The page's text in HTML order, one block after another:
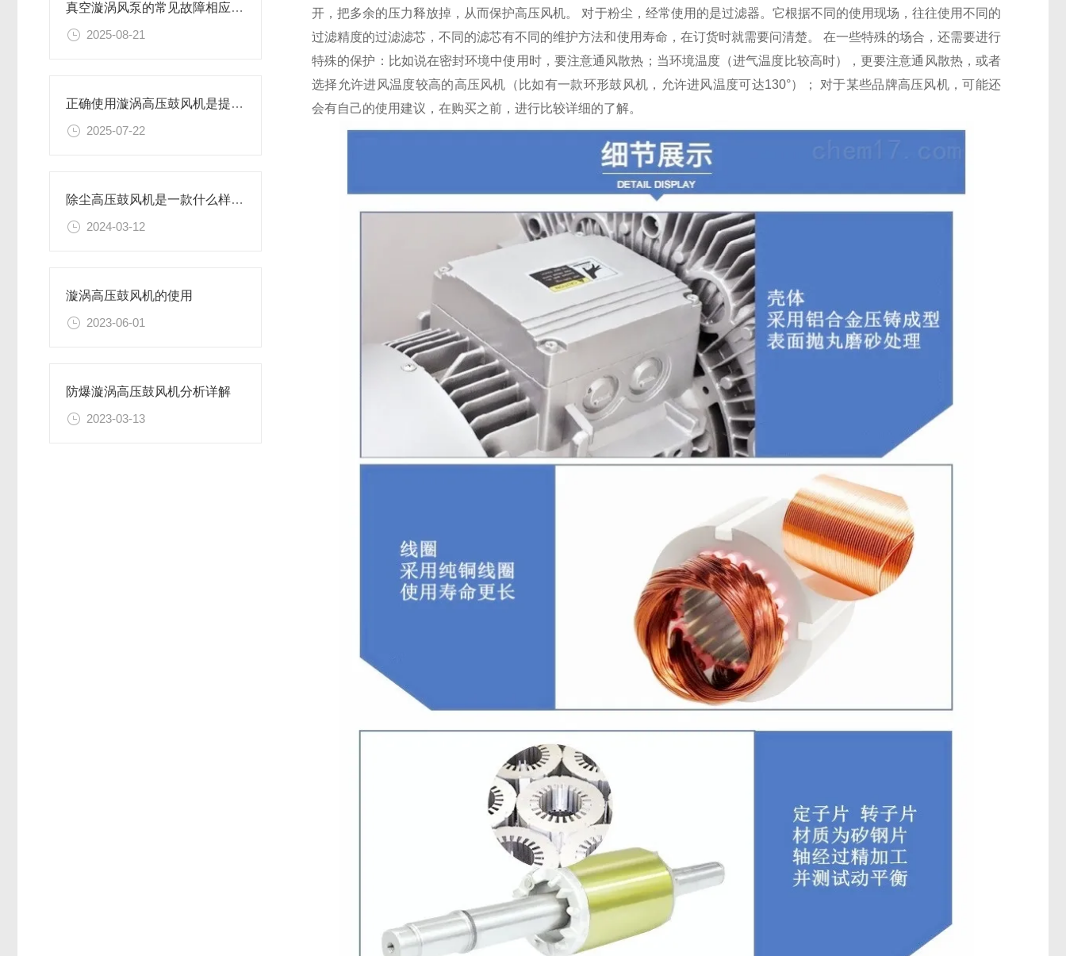
真空漩涡风泵的常见故障相应解决方案分享
2025-08-21
正确使用漩涡高压鼓风机是提升效率与安全性的关键
2025-07-22
除尘高压鼓风机是一款什么样的设备
2024-03-12
漩涡高压鼓风机的使用
2023-06-01
防爆漩涡高压鼓风机分析详解
2023-03-13
开，把多余的压力释放掉，从而保护高压风机。
对于粉尘，经常使用的是过滤器。它根据不同的使用现场，往往使用不同的
过滤精度的过滤滤芯，不同的滤芯有不同的维护方法和使用寿命，在订货时就需要问清楚。 在一些特殊的场合，还需要进行
特殊的保护：比如说在密封环境中使用时，要注意通风散热；当环境温度（进气温度比较高时），更要注意通风散热，或者
选择允许进风温度较高的高压风机（比如有一款环形鼓风机，允许进风温度可达130°）； 对于某些品牌高压风机，可能还
会有自己的使用建议，在购买之前，进行比较详细的了解。